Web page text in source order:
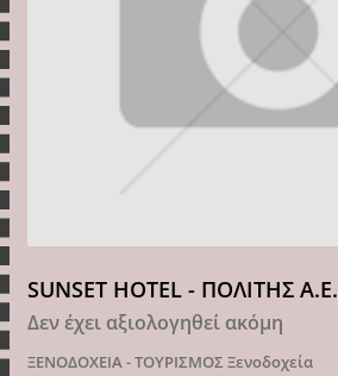
SUNSET HOTEL - ΠΟΛΙΤΗΣ Α.Ε.
Δεν έχει αξιολογηθεί ακόμη
ΞΕΝΟΔΟΧΕΙΑ - ΤΟΥΡΙΣΜΟΣ Ξενοδοχεία